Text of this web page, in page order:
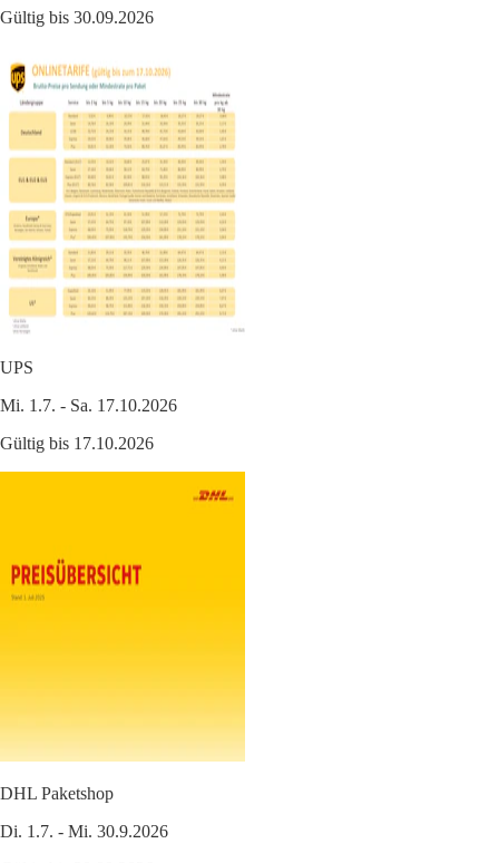
Gültig bis 30.09.2026
UPS
Mi. 1.7. - Sa. 17.10.2026
Gültig bis 17.10.2026
DHL Paketshop
Di. 1.7. - Mi. 30.9.2026